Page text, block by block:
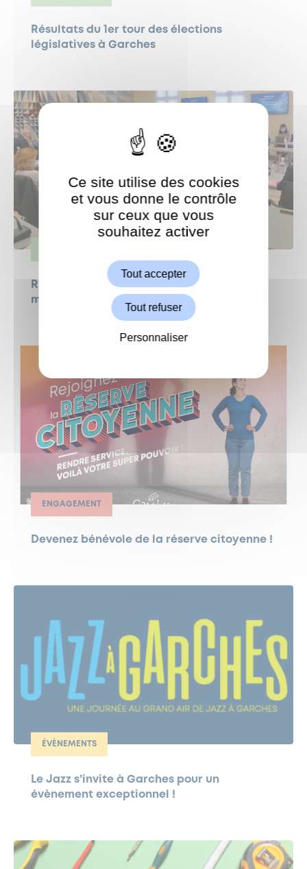
Résultats du 1er tour des élections
législatives à Garches
Retransmission en direct du Conseil
municipal du 8 juin à 18h
ENGAGEMENT
Devenez bénévole de la réserve citoyenne !
ÉVÈNEMENTS
Le Jazz s’invite à Garches pour un
évènement exceptionnel !
ShareThis est désactivé.
Ce site utilise des cookies
et vous donne le contrôle
sur ceux que vous
souhaitez activer
Tout accepter
Tout refuser
Personnaliser